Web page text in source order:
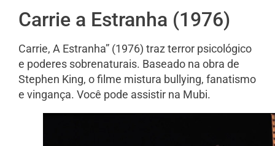
Carrie a Estranha (1976)
Carrie, A Estranha” (1976) traz terror psicológico
e poderes sobrenaturais. Baseado na obra de
Stephen King, o filme mistura bullying, fanatismo
e vingança. Você pode assistir na Mubi.